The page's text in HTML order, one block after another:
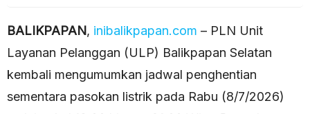
BALIKPAPAN, inibalikpapan.com – PLN Unit
Layanan Pelanggan (ULP) Balikpapan Selatan
kembali mengumumkan jadwal penghentian
sementara pasokan listrik pada Rabu (8/7/2026)